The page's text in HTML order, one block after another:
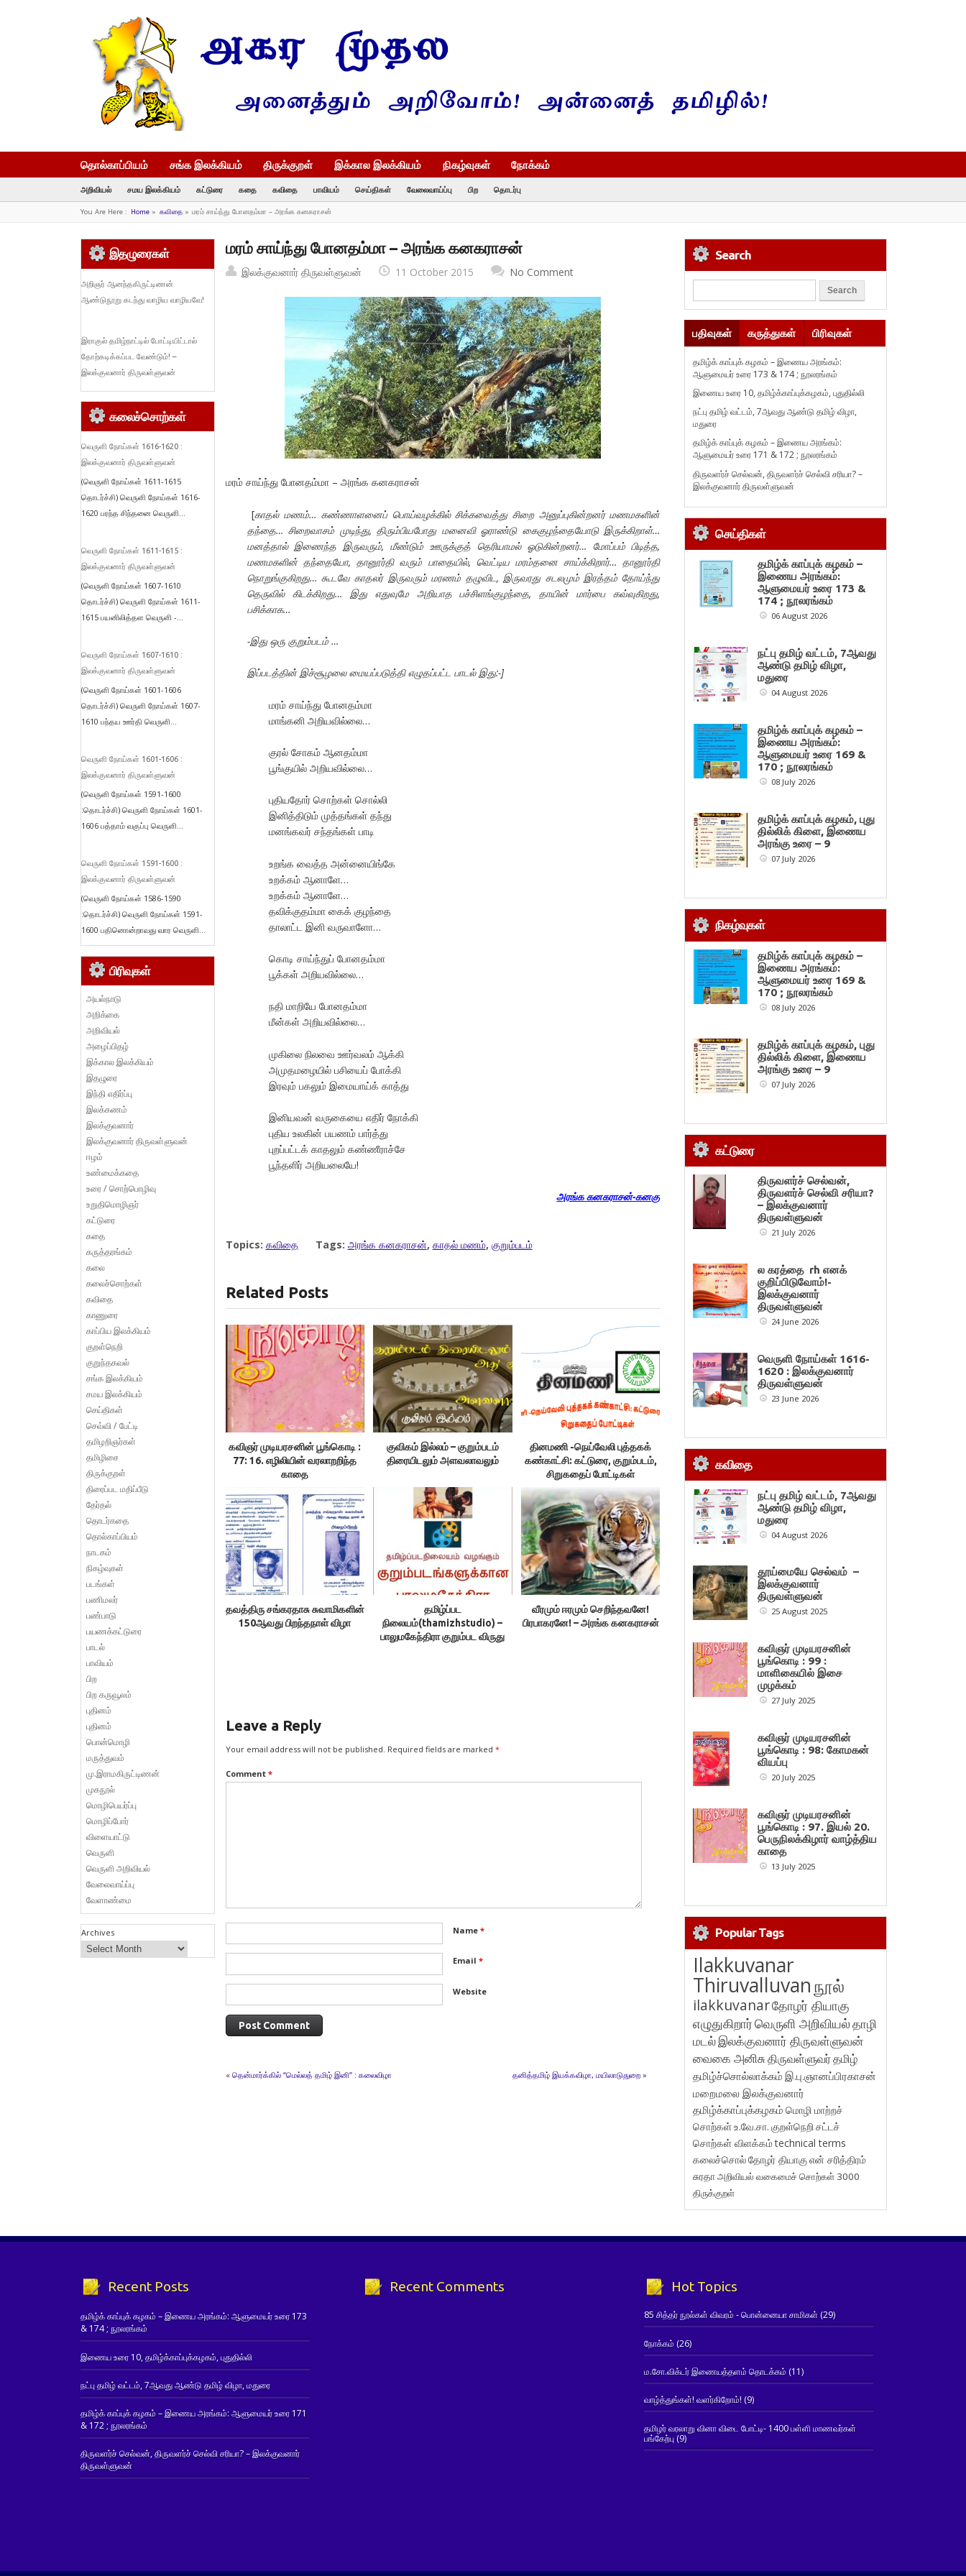
தொல்காப்பியம் சங்க இலக்கியம் திருக்குறள் இக்கால இலக்கியம் நிகழ்வுகள் நோக்கம்
அறிவியல் சமய இலக்கியம் கட்டுரை கதை கவிதை பாவியம் செய்திகள் வேலைவாய்ப்பு பிற தொடர்பு
You Are Here : Home» கவிதை» மரம் சாய்ந்து போனதம்மா – அரங்க கனகராசன்
மரம் சாய்ந்து போனதம்மா – அரங்க கனகராசன்
இலக்குவனார் திருவள்ளுவன் 11 October 2015 No Comment
மரம் சாய்ந்து போனதம்மா – அரங்க கனகராசன்
[காதல் மணம்… கண்ணாளனைப் பொய்வழக்கில் சிக்கவைத்து சிறை அனுப்புகின்றனர் மணமகளின்
தந்தை… சிறைவாசம் முடிந்து, திரும்பியபோது மனைவி ஓராண்டு கைகுழந்தையோடு இருக்கிறாள்…
மனத்தால் இணைந்த இருவரும், மீண்டும் ஊருக்குத் தெரியாமல் ஓடுகின்றனர்… மோப்பம் பிடித்த,
மணமகளின் தந்தையோ, தானூர்தி வரும் பாதையில், வெட்டிய மரம்தனை சாய்க்கிறார்… தானூர்தி
நொறுங்குகிறது… கூடவே காதலர் இருவரும் மரணம் தழுவிட, இருவரது சடலமும் இரத்தம் தோய்ந்து
தெருவில் கிடக்கிறது… இது எதுவுமே அறியாத பச்சிளங்குழந்தை, தாயின் மார்பை கவ்வுகிறது,
பசிக்காக…
-இது ஒரு குறும்படம் …
இப்படத்தின் இச்சூழலை மையப்படுத்தி எழுதப்பட்ட பாடல் இது:-]
மரம் சாய்ந்து போனதம்மா
மாங்கனி அறியவில்லை…
குரல் சோகம் ஆனதம்மா
பூங்குயில் அறியவில்லை…
புதியதோர் சொற்கள் சொல்லி
இனித்திடும் முத்தங்கள் தந்து
மனங்கவர் சந்தங்கள் பாடி
உறங்க வைத்த அன்னையிங்கே
உறக்கம் ஆனாளே…
உறக்கம் ஆனாளே…
தவிக்குதம்மா கைக் குழந்தை
தாலாட்ட இனி வருவாளோ…
கொடி சாய்ந்துப் போனதம்மா
பூக்கள் அறியவில்லை…
நதி மாறியே போனதம்மா
மீன்கள் அறியவில்லை…
முகிலை நிலவை ஊர்வலம் ஆக்கி
அமுதமழையில் பசியைப் போக்கி
இரவும் பகலும் இமையாய்க் காத்து
இனியவன் வருகையை எதிர் நோக்கி
புதிய உலகின் பயணம் பார்த்து
புறப்பட்டக் காதலும் கண்ணீராச்சே
பூந்தளிர் அறியலையே!
அரங்க கனகராசன்-கனகு
Topics: கவிதை Tags: அரங்க கனகராசன், காதல் மணம், குறும்படம்
Related Posts
கவிஞர் முடியரசனின் பூங்கொடி :
77: 16. எழிலியின் வரலாறறிந்த
காதை
குவிகம் இல்லம் – குறும்படம்
திரையிடலும் அளவலாவலும்
தினமணி -நெய்வேலி புத்தகக்
கண்காட்சி: கட்டுரை, குறும்படம்,
சிறுகதைப் போட்டிகள்
தவத்திரு சங்கரதாசு சுவாமிகளின்
150ஆவது பிறந்தநாள் விழா
தமிழ்ப்பட
நிலையம்(thamizhstudio) –
பாலுமகேந்திரா குறும்பட விருது
வீரமும் ஈரமும் செறிந்தவனே!
பிரபாகரனே! – அரங்க கனகராசன்
Leave a Reply
Your email address will not be published. Required fields are marked *
Comment *
Name *
Email *
Website
« தென்மார்க்கில் “மெல்லத் தமிழ் இனி” : கலைவிழா தனித்தமிழ் இயக்கவிழா, மயிலாடுதுறை »
இதழுரைகள்
அறிஞர் ஆனந்தகிருட்டிணன்
ஆண்டுநூறு கடந்து வாழிய வாழியவே!
இராகுல் தமிழ்நாட்டில் போட்டியிட்டால்
தோற்கடிக்கப்பட வேண்டும்! –
இலக்குவனார் திருவள்ளுவன்
கலைச்சொற்கள்
வெருளி நோய்கள் 1616-1620 :
இலக்குவனார் திருவள்ளுவன்
(வெருளி நோய்கள் 1611-1615
தொடர்ச்சி) வெருளி நோய்கள் 1616-
1620 பரந்த சிந்தனை வெருளி...
வெருளி நோய்கள் 1611-1615 :
இலக்குவனார் திருவள்ளுவன்
(வெருளி நோய்கள் 1607-1610
தொடர்ச்சி) வெருளி நோய்கள் 1611-
1615 பயனிலித்தள வெருளி -...
வெருளி நோய்கள் 1607-1610 :
இலக்குவனார் திருவள்ளுவன்
(வெருளி நோய்கள் 1601-1606
தொடர்ச்சி) வெருளி நோய்கள் 1607-
1610 பந்தய ஊர்தி வெருளி...
வெருளி நோய்கள் 1601-1606 :
இலக்குவனார் திருவள்ளுவன்
(வெருளி நோய்கள் 1591-1600
:தொடர்ச்சி) வெருளி நோய்கள் 1601-
1606 பத்தாம் வகுப்பு வெருளி...
வெருளி நோய்கள் 1591-1600 :
இலக்குவனார் திருவள்ளுவன்
(வெருளி நோய்கள் 1586-1590
:தொடர்ச்சி) வெருளி நோய்கள் 1591-
1600 பதினொன்றாவது வார வெருளி...
பிரிவுகள்
அயல்நாடு
அறிக்கை
அறிவியல்
அழைப்பிதழ்
இக்கால இலக்கியம்
இதழுரை
இந்தி எதிர்ப்பு
இலக்கணம்
இலக்குவனார்
இலக்குவனார் திருவள்ளுவன்
ஈழம்
உண்மைக்கதை
உரை / சொற்பொழிவு
உறுதிமொழிஞர்
கட்டுரை
கதை
கருத்தரங்கம்
கலை
கலைச்சொற்கள்
கவிதை
காணுரை
காப்பிய இலக்கியம்
குறள்நெறி
குறுந்தகவல்
சங்க இலக்கியம்
சமய இலக்கியம்
செய்திகள்
செவ்வி / பேட்டி
தமிழறிஞர்கள்
தமிழிசை
திருக்குறள்
திரைப்பட மதிப்பீடு
தேர்தல்
தொடர்கதை
தொல்காப்பியம்
நாடகம்
நிகழ்வுகள்
படங்கள்
பணிமலர்
பண்பாடு
பயணக்கட்டுரை
பாடல்
பாவியம்
பிற
பிற கருவூலம்
புதினம்
புதினம்
பொன்மொழி
மருத்துவம்
மு.இராமகிருட்டிணன்
முகநூல்
மொழிபெயர்ப்பு
மொழிப்போர்
விளையாட்டு
வெருளி
வெருளி அறிவியல்
வேலைவாய்ப்பு
வேளாண்மை
Archives
Search
பதிவுகள் கருத்துகள் பிரிவுகள்
தமிழ்க் காப்புக் கழகம் – இணைய அரங்கம்:
ஆளுமையர் உரை 173 & 174 ; நூலரங்கம்
இணைய உரை 10, தமிழ்க்காப்புக்கழகம், புதுதில்லி
நட்பு தமிழ் வட்டம், 7ஆவது ஆண்டு தமிழ் விழா,
மதுரை
தமிழ்க் காப்புக் கழகம் – இணைய அரங்கம்:
ஆளுமையர் உரை 171 & 172 ; நூலரங்கம்
திருவளர்ச் செல்வன், திருவளர்ச் செல்வி சரியா? –
இலக்குவனார் திருவள்ளுவன்
செய்திகள்
தமிழ்க் காப்புக் கழகம் –
இணைய அரங்கம்:
ஆளுமையர் உரை 173 &
174 ; நூலரங்கம்
06 August 2026
நட்பு தமிழ் வட்டம், 7ஆவது
ஆண்டு தமிழ் விழா,
மதுரை
04 August 2026
தமிழ்க் காப்புக் கழகம் –
இணைய அரங்கம்:
ஆளுமையர் உரை 169 &
170 ; நூலரங்கம்
08 July 2026
தமிழ்க் காப்புக் கழகம், புது
தில்லிக் கிளை, இணைய
அரங்கு உரை – 9
07 July 2026
நிகழ்வுகள்
தமிழ்க் காப்புக் கழகம் –
இணைய அரங்கம்:
ஆளுமையர் உரை 169 &
170 ; நூலரங்கம்
08 July 2026
தமிழ்க் காப்புக் கழகம், புது
தில்லிக் கிளை, இணைய
அரங்கு உரை – 9
07 July 2026
கட்டுரை
திருவளர்ச் செல்வன்,
திருவளர்ச் செல்வி சரியா?
– இலக்குவனார்
திருவள்ளுவன்
21 July 2026
ல கரத்தை rh எனக்
குறிப்பிடுவோம்!-
இலக்குவனார்
திருவள்ளுவன்
24 June 2026
வெருளி நோய்கள் 1616-
1620 : இலக்குவனார்
திருவள்ளுவன்
23 June 2026
கவிதை
நட்பு தமிழ் வட்டம், 7ஆவது
ஆண்டு தமிழ் விழா,
மதுரை
04 August 2026
தூய்மையே செல்வம் –
இலக்குவனார்
திருவள்ளுவன்
25 August 2025
கவிஞர் முடியரசனின்
பூங்கொடி : 99 :
மாளிகையில் இசை
முழக்கம்
27 July 2025
கவிஞர் முடியரசனின்
பூங்கொடி : 98: கோமகன்
வியப்பு
20 July 2025
கவிஞர் முடியரசனின்
பூங்கொடி : 97. இயல் 20.
பெருநிலக்கிழார் வாழ்த்திய
காதை
13 July 2025
Popular Tags
Ilakkuvanar
Thiruvalluvanநூல்
ilakkuvanarதோழர் தியாகு
எழுதுகிறார்வெருளி அறிவியல்தாழி
மடல்இலக்குவனார் திருவள்ளுவன்
வைகை அனிசுதிருவள்ளுவர்தமிழ்
தமிழ்ச்சொல்லாக்கம் இ.பு.ஞானப்பிரகாசன்
மறைமலை இலக்குவனார்
தமிழ்க்காப்புக்கழகம் மொழி மாற்றச்
சொற்கள்உ.வே.சா. குறள்நெறி சட்டச்
சொற்கள் விளக்கம்technical terms
கலைச்சொல்தோழர் தியாகுஎன் சரித்திரம்
சுரதாஅறிவியல் வகைமைச் சொற்கள் 3000
திருக்குறள்
Recent Posts
தமிழ்க் காப்புக் கழகம் – இணைய அரங்கம்: ஆளுமையர் உரை 173
& 174 ; நூலரங்கம்
இணைய உரை 10, தமிழ்க்காப்புக்கழகம், புதுதில்லி
நட்பு தமிழ் வட்டம், 7ஆவது ஆண்டு தமிழ் விழா, மதுரை
தமிழ்க் காப்புக் கழகம் – இணைய அரங்கம்: ஆளுமையர் உரை 171
& 172 ; நூலரங்கம்
திருவளர்ச் செல்வன், திருவளர்ச் செல்வி சரியா? – இலக்குவனார்
திருவள்ளுவன்
Recent Comments Hot Topics
85 சித்தர் நூல்கள் விவரம் - பொன்னையா சாமிகள் (29)
நோக்கம் (26)
ம.சோ.விக்டர் இணையத்தளம் தொடக்கம் (11)
வாழ்த்துங்கள்! வளர்கிறோம்! (9)
தமிழர் வரலாறு வினா விடை போட்டி- 1400 பள்ளி மாணவர்கள்
பங்கேற்பு(9)